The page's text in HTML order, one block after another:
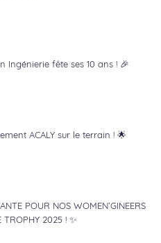
Ingénierie fête ses 10 ans ! 🎉
ACALY sur le terrain ! 🌟
POUR NOS WOMEN’GINEERS
TROPHY 2025 ! ✨